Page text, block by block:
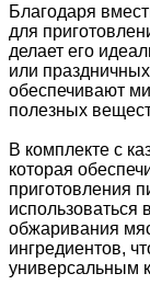
Благодаря
для
делает его
или
обеспечивают
полезных
В комплекте с
которая
приготовления
использоваться
обжаривания
ингредиентов,
универсальным